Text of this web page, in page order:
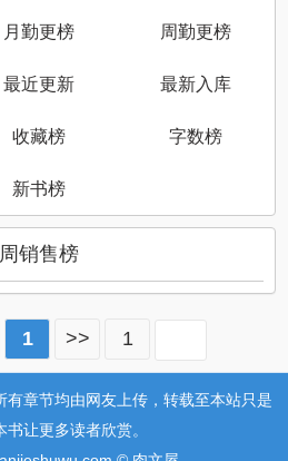
月勤更榜 周勤更榜
最近更新 最新入库
收藏榜 字数榜
新书榜
周销售榜
1 >> 1
章节均由网友上传，转载至本站只是
书让更多读者欣赏。